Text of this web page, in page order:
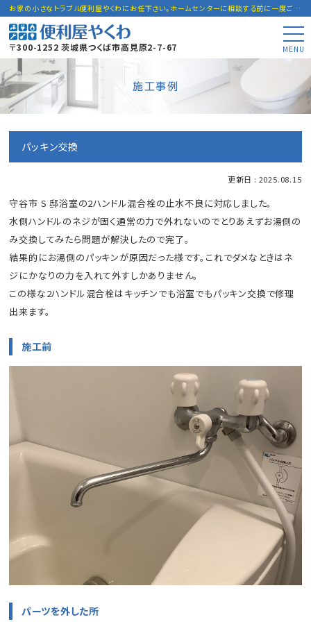
お家の小さなトラブル便利屋やくわにお任下さい。ホームセンターに相談する前に一度ご連絡下さい。
〒300-1252 茨城県つくば市高見原2-7-67 MENU
施工事例
パッキン交換
更新日 : 2025.08.15
守谷市 S 邸浴室の2ハンドル混合栓の止水不良に対応しました。
水側ハンドルのネジが固く通常の力で外れないのでとりあえずお湯側の
み交換してみたら問題が解決したので完了。
結果的にお湯側のパッキンが原因だった様です。これでダメなときはネ
ジにかなりの力を入れて外すしかありません。
この様な2ハンドル混合栓はキッチンでも浴室でもパッキン交換で修理
出来ます。
施工前
パーツを外した所